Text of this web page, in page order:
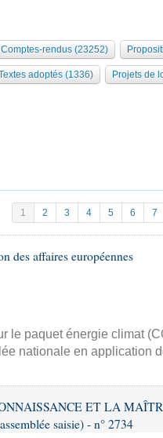
Comptes-rendus (23252)
adoptés (1336) Projets de
1 2 3 4 5 6 7
des affaires européennes
le paquet énergie climat
nationale en application
ET LA
saisie) - n° 2734